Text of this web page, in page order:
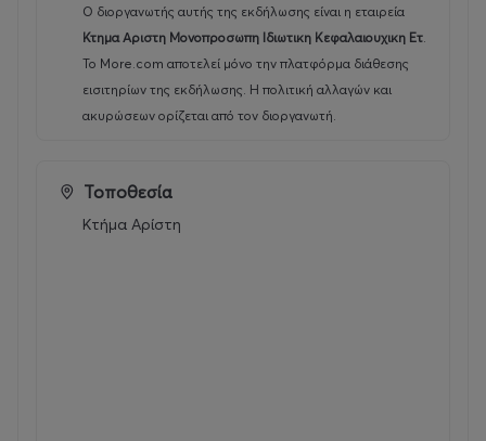
Ο διοργανωτής αυτής της εκδήλωσης είναι η εταιρεία
Κτημα Αριστη Μονοπροσωπη Ιδιωτικη Κεφαλαιουχικη Ετ.
Το More.com αποτελεί μόνο την πλατφόρμα διάθεσης
εισιτηρίων της εκδήλωσης. Η πολιτική αλλαγών και
ακυρώσεων ορίζεται από τον διοργανωτή.
Τοποθεσία
Κτήμα Αρίστη